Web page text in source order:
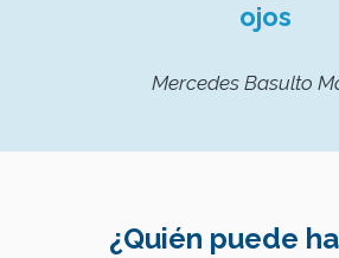
ojos
Mercedes Basulto
¿Quién puede